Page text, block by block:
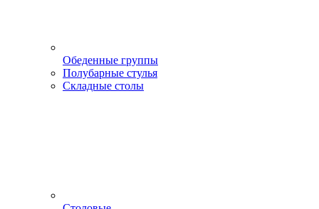
Обеденные группы
Полубарные стулья
Складные столы